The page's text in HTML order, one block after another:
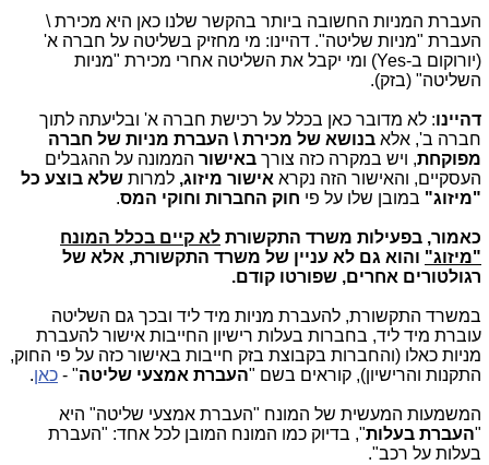
העברת המניות החשובה ביותר בהקשר שלנו כאן היא מכירת \
העברת "מניות שליטה". דהיינו: מי מחזיק בשליטה על חברה א'
(יורוקום ב-Yes) ומי יקבל את השליטה אחרי מכירת "מניות
השליטה" (בזק).
דהיינו: לא מדובר כאן בכלל על רכישת חברה א' ובליעתה לתוך
חברה ב', אלא בנושא של מכירת \ העברת מניות של חברה
מפוקחת, ויש במקרה כזה צורך באישור הממונה על ההגבלים
העסקיים, והאישור הזה נקרא אישור מיזוג, למרות שלא בוצע כל
"מיזוג" במובן שלו על פי חוק החברות וחוקי המס.
כאמור, בפעילות משרד התקשורת לא קיים בכלל המונח
"מיזוג" והוא גם לא עניין של משרד התקשורת, אלא של
רגולטורים אחרים, שפורטו קודם.
במשרד התקשורת, להעברת מניות מיד ליד ובכך גם השליטה
עוברת מיד ליד, בחברות בעלות רישיון החייבות אישור להעברת
מניות כאלו (והחברות בקבוצת בזק חייבות באישור כזה על פי החוק,
התקנות והרישיון), קוראים בשם "העברת אמצעי שליטה" - כאן.
המשמעות המעשית של המונח "העברת אמצעי שליטה" היא
"העברת בעלות", בדיוק כמו המונח המובן לכל אחד: "העברת
בעלות על רכב".